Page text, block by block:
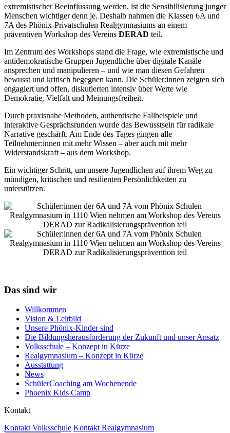
extremistischer Beeinflussung werden, ist die Sensibilisierung junger
Menschen wichtiger denn je. Deshalb nahmen die Klassen 6A und
7A des Phönix-Privatschulen Realgymnasiums an einem
präventiven Workshop des Vereins DERAD teil.
Im Zentrum des Workshops stand die Frage, wie extremistische und
antidemokratische Gruppen Jugendliche über digitale Kanäle
ansprechen und manipulieren – und wie man diesen Gefahren
bewusst und kritisch begegnen kann. Die Schüler:innen zeigten sich
engagiert und offen, diskutierten intensiv über Werte wie
Demokratie, Vielfalt und Meinungsfreiheit.
Durch praxisnahe Methoden, authentische Fallbeispiele und
interaktive Gesprächsrunden wurde das Bewusstsein für radikale
Narrative geschärft. Am Ende des Tages gingen alle
Teilnehmer:innen mit mehr Wissen – aber auch mit mehr
Widerstandskraft – aus dem Workshop.
Ein wichtiger Schritt, um unsere Jugendlichen auf ihrem Weg zu
mündigen, kritischen und resilienten Persönlichkeiten zu
unterstützen.
Das sind wir
Willkommen
Vision & Leitbild
Unsere Phönix-Kinder sind
Die Bildungsherausforderung der Zukunft und unser Ansatz
Volksschule – Konzept in Kürze
Realgymnasium – Konzept in Kürze
Ausstattung
News
SchülerCoaching am Wochenende
Phoenix Kids Camp
Kontakt
Kontakt Volksschule Kontakt Realgymnasium